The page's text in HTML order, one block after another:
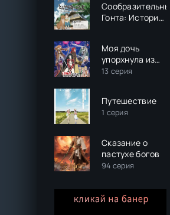
Сообразительный
Гонта: История
именами,
пострадавшей
в Фукусиме
Моя дочь
упорхнула из
гнезда и
авантюристом
13 серия
Путешествие
1 серия
Сказание о
пастухе богов
94 серия